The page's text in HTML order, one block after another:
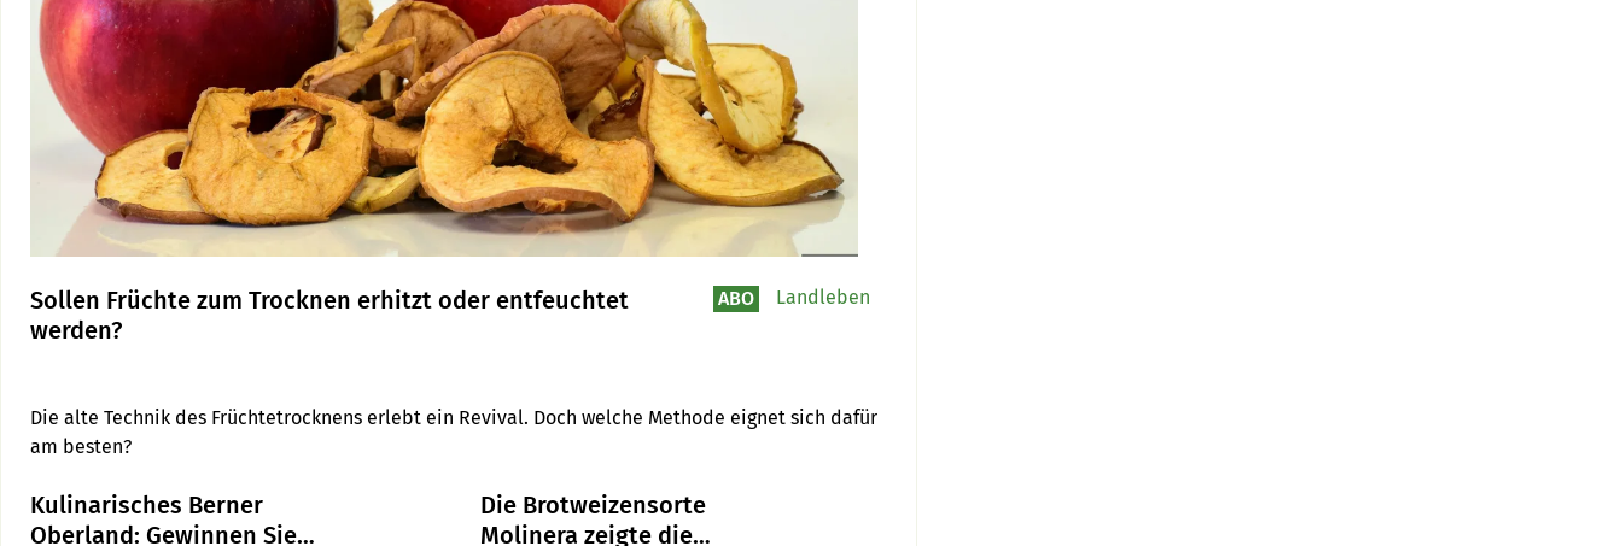
Sollen Früchte zum Trocknen erhitzt oder entfeuchtet
werden?
Die alte Technik des Früchtetrocknens erlebt ein Revival. Doch welche Methode eignet sich dafür
am besten?
ABO Landleben
Kulinarisches Berner
Oberland: Gewinnen Sie
Die Brotweizensorte
Molinera zeigte die